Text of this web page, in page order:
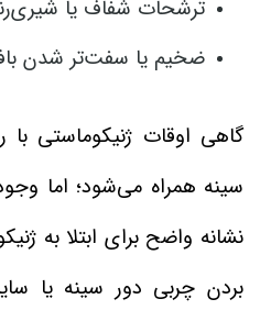
ترشحات شفاف یا
ضخیم یا سفت‌تر شدن
گاهی اوقات ژنیکوماستی
سینه همراه می‌شود؛ اما
نشانه واضح برای ابتلا به
بردن چربی دور سینه یا